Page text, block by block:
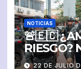
NOTICIAS
🚨🇪🇨
RIESGO?
22 DE JULIO